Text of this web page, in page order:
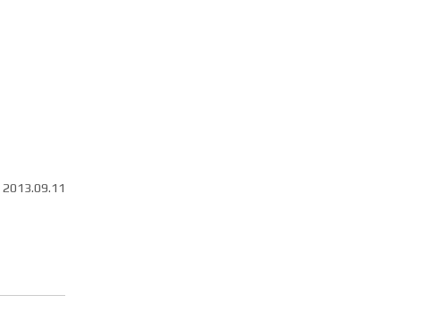
2013.09.11